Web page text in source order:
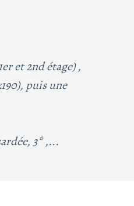
et 2nd étage) ,
puis une
3* ,...